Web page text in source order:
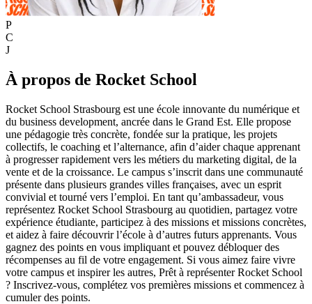
P
C
J
À propos de Rocket School
Rocket School Strasbourg est une école innovante du numérique et
du business development, ancrée dans le Grand Est. Elle propose
une pédagogie très concrète, fondée sur la pratique, les projets
collectifs, le coaching et l’alternance, afin d’aider chaque apprenant
à progresser rapidement vers les métiers du marketing digital, de la
vente et de la croissance. Le campus s’inscrit dans une communauté
présente dans plusieurs grandes villes françaises, avec un esprit
convivial et tourné vers l’emploi. En tant qu’ambassadeur, vous
représentez Rocket School Strasbourg au quotidien, partagez votre
expérience étudiante, participez à des missions et missions concrètes,
et aidez à faire découvrir l’école à d’autres futurs apprenants. Vous
gagnez des points en vous impliquant et pouvez débloquer des
récompenses au fil de votre engagement. Si vous aimez faire vivre
votre campus et inspirer les autres, Prêt à représenter Rocket School
? Inscrivez-vous, complétez vos premières missions et commencez à
cumuler des points.